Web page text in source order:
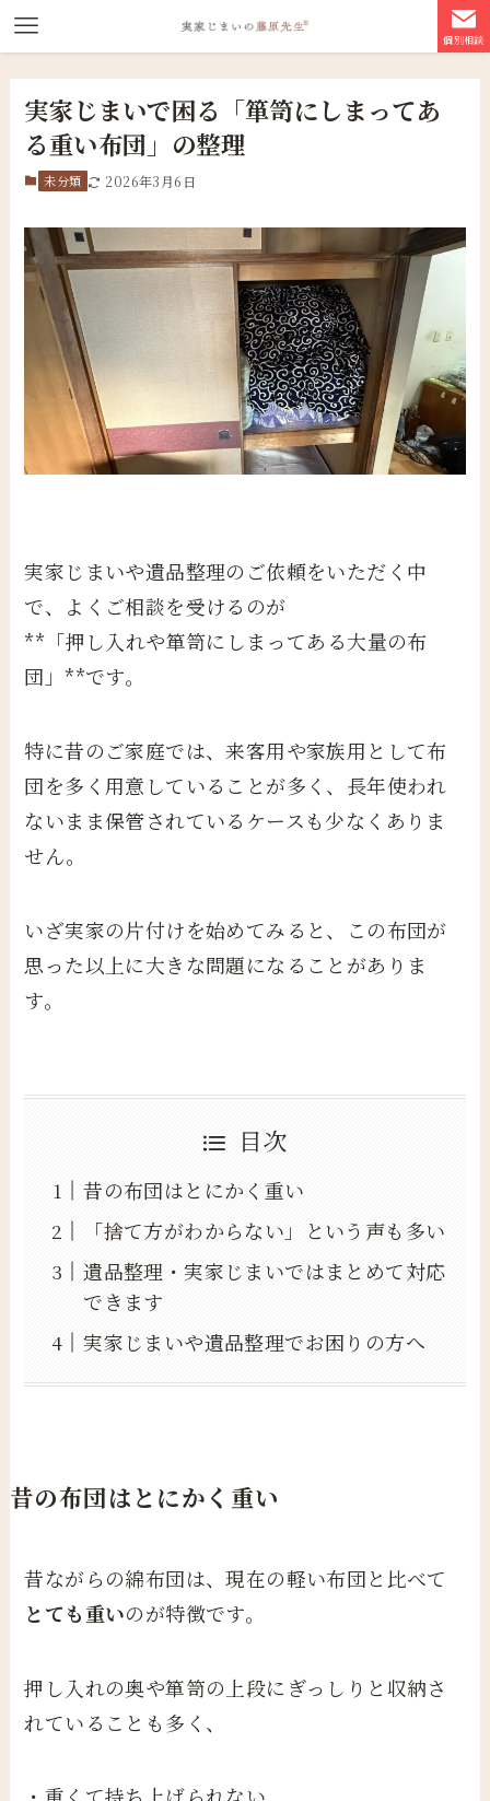
個別相談
実家じまいで困る「箪笥にしまってあ
る重い布団」の整理
未分類 2026年3月6日
実家じまいや遺品整理のご依頼をいただく中
で、よくご相談を受けるのが
**「押し入れや箪笥にしまってある大量の布
団」**です。
特に昔のご家庭では、来客用や家族用として布
団を多く用意していることが多く、長年使われ
ないまま保管されているケースも少なくありま
せん。
いざ実家の片付けを始めてみると、この布団が
思った以上に大きな問題になることがありま
す。
目次
昔の布団はとにかく重い
「捨て方がわからない」という声も多い
遺品整理・実家じまいではまとめて対応
できます
実家じまいや遺品整理でお困りの方へ
昔の布団はとにかく重い
昔ながらの綿布団は、現在の軽い布団と比べて
とても重いのが特徴です。
押し入れの奥や箪笥の上段にぎっしりと収納さ
れていることも多く、